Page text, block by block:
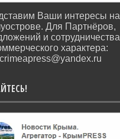
Ваши интересы на
Для Партнёров,
и сотрудничества
характера:
crimeapress@yandex.ru